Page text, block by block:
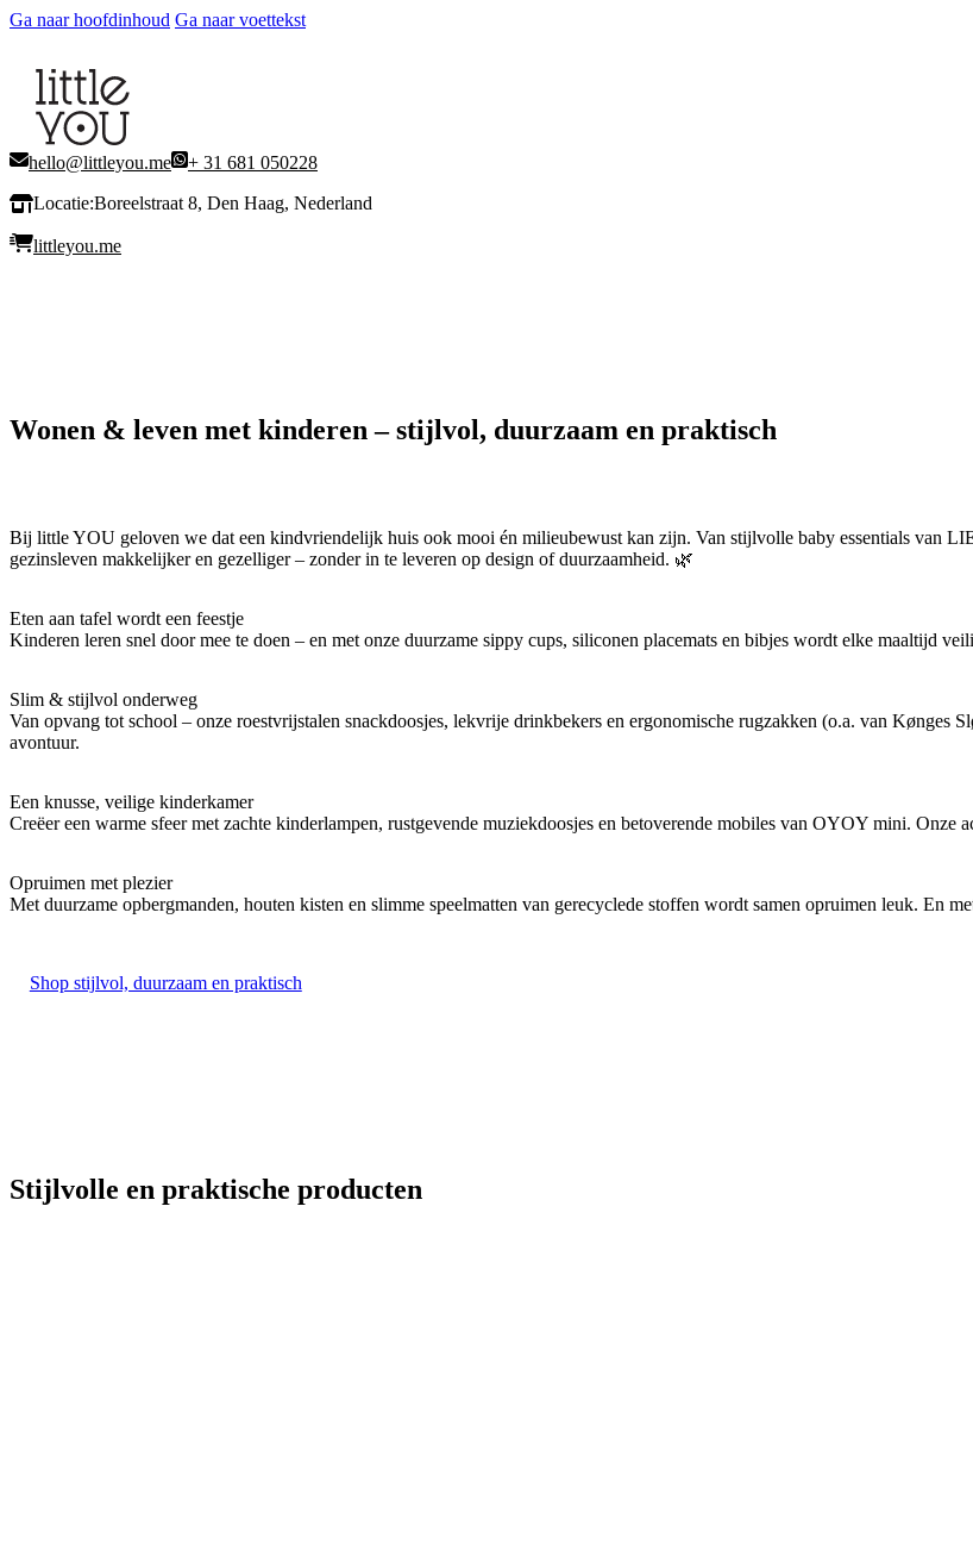
Ga naar hoofdinhoud Ga naar voettekst
hello@littleyou.me
+ 31 681 050228
Locatie:Boreelstraat 8, Den Haag, Nederland
littleyou.me
Wonen & leven met kinderen – stijlvol, duurzaam en praktisch
Bij little YOU geloven we dat een kindvriendelijk huis ook mooi én milieubewust kan zijn. Van stijlvolle baby essentials van
gezinsleven makkelijker en gezelliger – zonder in te leveren op design of duurzaamheid. 🌿
Eten aan tafel wordt een feestje
Kinderen leren snel door mee te doen – en met onze duurzame sippy cups, siliconen placemats en bibjes wordt elke maaltijd
Slim & stijlvol onderweg
Van opvang tot school – onze roestvrijstalen snackdoosjes, lekvrije drinkbekers en ergonomische rugzakken (o.a. van
avontuur.
Een knusse, veilige kinderkamer
Creëer een warme sfeer met zachte kinderlampen, rustgevende muziekdoosjes en betoverende mobiles van OYOY mini. Onze
Opruimen met plezier
Met duurzame opbergmanden, houten kisten en slimme speelmatten van gerecyclede stoffen wordt samen opruimen leuk. En
Shop stijlvol, duurzaam en praktisch
Stijlvolle en praktische producten